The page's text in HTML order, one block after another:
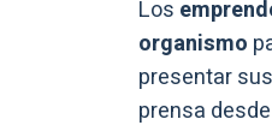
Los
organismo
presentar
prensa